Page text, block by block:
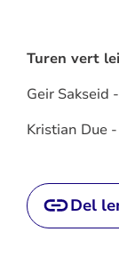
Turen vert
Geir Sakseid
Kristian Due
Del